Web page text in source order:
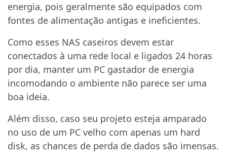
energia, pois geralmente são equipados com
fontes de alimentação antigas e ineficientes.
Como esses NAS caseiros devem estar
conectados à uma rede local e ligados 24 horas
por dia, manter um PC gastador de energia
incomodando o ambiente não parece ser uma
boa ideia.
Além disso, caso seu projeto esteja amparado
no uso de um PC velho com apenas um hard
disk, as chances de perda de dados são imensas.